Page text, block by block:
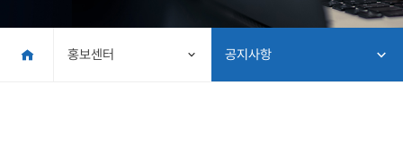
홍보센터 공지사항